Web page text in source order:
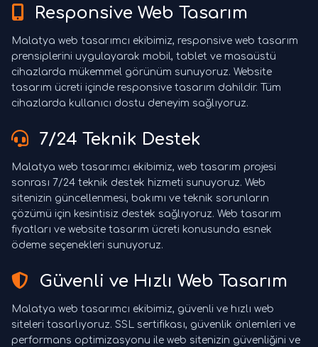
Responsive Web Tasarım
Malatya web tasarımcı ekibimiz, responsive web tasarım
prensiplerini uygulayarak mobil, tablet ve masaüstü
cihazlarda mükemmel görünüm sunuyoruz. Website
tasarım ücreti içinde responsive tasarım dahildir. Tüm
cihazlarda kullanıcı dostu deneyim sağlıyoruz.
7/24 Teknik Destek
Malatya web tasarımcı ekibimiz, web tasarım projesi
sonrası 7/24 teknik destek hizmeti sunuyoruz. Web
sitenizin güncellenmesi, bakımı ve teknik sorunların
çözümü için kesintisiz destek sağlıyoruz. Web tasarım
fiyatları ve website tasarım ücreti konusunda esnek
ödeme seçenekleri sunuyoruz.
Güvenli ve Hızlı Web Tasarım
Malatya web tasarımcı ekibimiz, güvenli ve hızlı web
siteleri tasarlıyoruz. SSL sertifikası, güvenlik önlemleri ve
performans optimizasyonu ile web sitenizin güvenliğini ve